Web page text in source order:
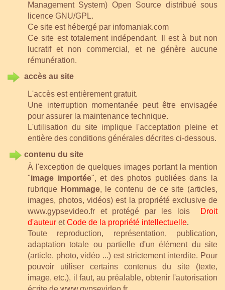
Management System) Open Source distribué sous
licence GNU/GPL.
Ce site est hébergé par infomaniak.com
Ce site est totalement indépendant. Il est à but non
lucratif et non commercial, et ne génère aucune
rémunération.
accès au site
L'accès est entièrement gratuit.
Une interruption momentanée peut être envisagée
pour assurer la maintenance technique.
L'utilisation du site implique l'acceptation pleine et
entière des conditions générales décrites ci-dessous.
contenu du site
À l'exception de quelques images portant la mention
"image importée", et des photos publiées dans la
rubrique Hommage, le contenu de ce site (articles,
images, photos, vidéos) est la propriété exclusive de
www.gypsevideo.fr et protégé par les lois
Droit
d'auteur etCode de la propriété intellectuelle.
Toute reproduction, représentation, publication,
adaptation totale ou partielle d'un élément du site
(article, photo, vidéo ...) est strictement interdite. Pour
pouvoir utiliser certains contenus du site (texte,
image, etc.), il faut, au préalable, obtenir l'autorisation